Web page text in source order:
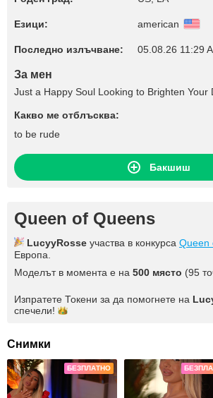
Езици: american
Последно излъчване: 05.08.26 11:29
За мен
Just a Happy Soul Looking to Brighten Your
Какво ме отблъсква:
to be rude
Бакшиш
Queen of Queens
LucyyRosse участва в конкурса Queen
Европа.
Моделът в момента е на 500 място (95
Изпратете Токени за да помогнете на
спечели!
Снимки
БЕЗПЛАТНО